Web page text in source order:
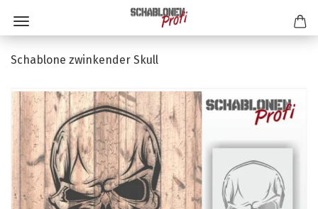
Schablone zwinkender Skull